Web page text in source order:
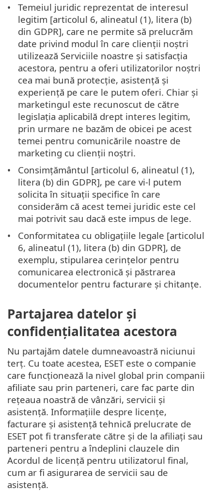
Temeiul juridic reprezentat de interesul
legitim [articolul 6, alineatul (1), litera (b)
din GDPR], care ne permite să prelucrăm
date privind modul în care clienții noștri
utilizează Serviciile noastre și satisfacția
acestora, pentru a oferi utilizatorilor noștri
cea mai bună protecție, asistență și
experiență pe care le putem oferi. Chiar și
marketingul este recunoscut de către
legislația aplicabilă drept interes legitim,
prin urmare ne bazăm de obicei pe acest
temei pentru comunicările noastre de
marketing cu clienții noștri.
Consimțământul [articolul 6, alineatul (1),
litera (b) din GDPR], pe care vi-l putem
solicita în situații specifice în care
considerăm că acest temei juridic este cel
mai potrivit sau dacă este impus de lege.
Conformitatea cu obligațiile legale [articolul
6, alineatul (1), litera (b) din GDPR], de
exemplu, stipularea cerințelor pentru
comunicarea electronică și păstrarea
documentelor pentru facturare și chitanțe.
Partajarea datelor și
confidențialitatea acestora
Nu partajăm datele dumneavoastră niciunui
terț. Cu toate acestea, ESET este o companie
care funcționează la nivel global prin companii
afiliate sau prin parteneri, care fac parte din
rețeaua noastră de vânzări, servicii și
asistență. Informațiile despre licențe,
facturare și asistență tehnică prelucrate de
ESET pot fi transferate către și de la afiliați sau
parteneri pentru a îndeplini clauzele din
Acordul de licență pentru utilizatorul final,
cum ar fi asigurarea de servicii sau de
asistență.